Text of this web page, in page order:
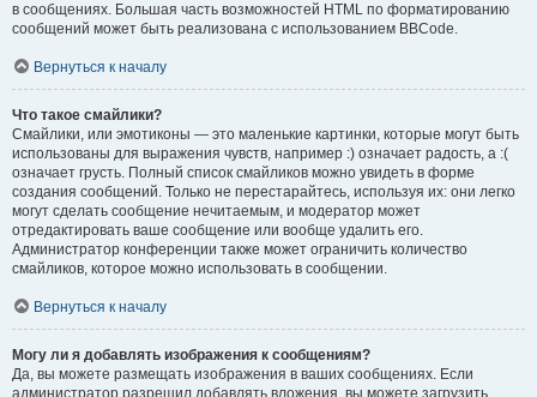
в сообщениях. Большая часть возможностей HTML по форматированию
сообщений может быть реализована с использованием BBCode.
Вернуться к началу
Что такое смайлики?
Смайлики, или эмотиконы — это маленькие картинки, которые могут быть
использованы для выражения чувств, например :) означает радость, а :(
означает грусть. Полный список смайликов можно увидеть в форме
создания сообщений. Только не перестарайтесь, используя их: они легко
могут сделать сообщение нечитаемым, и модератор может
отредактировать ваше сообщение или вообще удалить его.
Администратор конференции также может ограничить количество
смайликов, которое можно использовать в сообщении.
Вернуться к началу
Могу ли я добавлять изображения к сообщениям?
Да, вы можете размещать изображения в ваших сообщениях. Если
администратор разрешил добавлять вложения, вы можете загрузить